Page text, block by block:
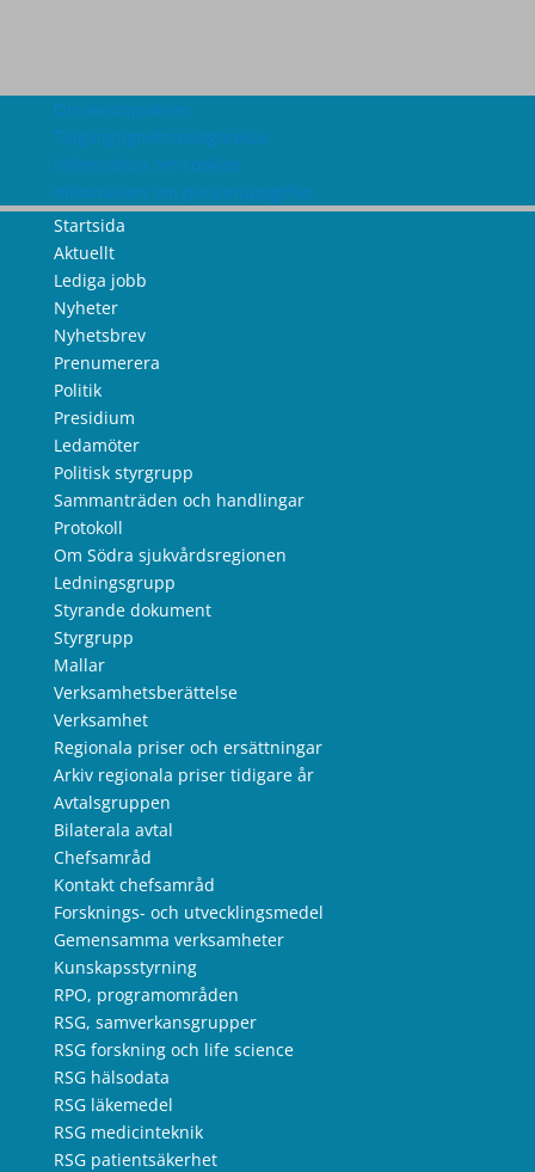
Om webbplatsen
Tillgänglighetsredogörelse
Information om cookies
Information om personuppgifter
Startsida
Aktuellt
Lediga jobb
Nyheter
Nyhetsbrev
Prenumerera
Politik
Presidium
Ledamöter
Politisk styrgrupp
Sammanträden och handlingar
Protokoll
Om Södra sjukvårdsregionen
Ledningsgrupp
Styrande dokument
Styrgrupp
Mallar
Verksamhetsberättelse
Verksamhet
Regionala priser och ersättningar
Arkiv regionala priser tidigare år
Avtalsgruppen
Bilaterala avtal
Chefsamråd
Kontakt chefsamråd
Forsknings- och utvecklingsmedel
Gemensamma verksamheter
Kunskapsstyrning
RPO, programområden
RSG, samverkansgrupper
RSG forskning och life science
RSG hälsodata
RSG läkemedel
RSG medicinteknik
RSG patientsäkerhet